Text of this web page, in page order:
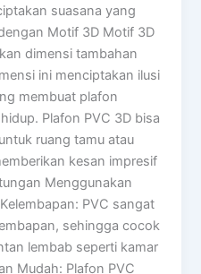
suasana yang
Motif 3D Motif 3D
dimensi tambahan
ini menciptakan ilusi
membuat plafon
Plafon PVC 3D bisa
ruang tamu atau
kesan impresif
Menggunakan
PVC sangat
sehingga cocok
lembab seperti kamar
Mudah: Plafon PVC